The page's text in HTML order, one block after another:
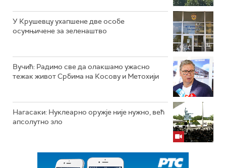
У Крушевцу ухапшене две особе
осумњичене за зеленаштво
Вучић: Радимо све да олакшамо ужасно
тежак живот Србима на Косову и Метохији
Нагасаки: Нуклеарно оружје није нужно, већ
апсолутно зло